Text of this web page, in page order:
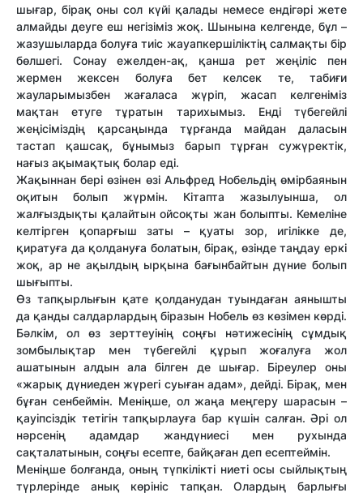
шығар, бірақ оны сол күйі қалады немесе ендігәрі жете
алмайды деуге еш негізіміз жоқ. Шынына келгенде, бұл –
жазушыларда болуға тиіс жауапкершіліктің салмақты бір
бөлшегі. Сонау ежелден-ақ, қанша рет жеңіліс пен
жермен жексен болуға бет келсек те, табиғи
жауларымызбен жағаласа жүріп, жасап келгеніміз
мақтан етуге тұратын тарихымыз. Енді түбегейлі
жеңісіміздің қарсаңында тұрғанда майдан даласын
тастап қашсақ, бұнымыз барып тұрған сужүректік,
нағыз ақымақтық болар еді.
Жақыннан бері өзінен өзі Альфред Нобельдің өмірбаянын
оқитын болып жүрмін. Кітапта жазылуынша, ол
жалғыздықты қалайтын ойсоқты жан болыпты. Кемеліне
келтірген қопарғыш заты – қуаты зор, игілікке де,
қиратуға да қолдануға болатын, бірақ, өзінде таңдау еркі
жоқ, ар не ақылдың ырқына бағынбайтын дүние болып
шығыпты.
Өз тапқырлығын қате қолданудан туындаған аянышты
да қанды салдарлардың біразын Нобель өз көзімен көрді.
Бәлкім, ол өз зерттеуінің соңғы нәтижесінің сұмдық
зомбылықтар мен түбегейлі құрып жоғалуға жол
ашатынын алдын ала білген де шығар. Біреулер оны
«жарық дүниеден жүрегі суыған адам», дейді. Бірақ, мен
бұған сенбеймін. Меніңше, ол жаңа меңгеру шарасын –
қауіпсіздік тетігін тапқырлауға бар күшін салған. Әрі ол
нәрсенің адамдар жандүниесі мен рухында
сақталатынын, соңғы есепте, байқаған деп есептеймін.
Меніңше болғанда, оның түпкілікті ниеті осы сыйлықтың
түрлерінде анық көрініс тапқан. Олардың барлығы